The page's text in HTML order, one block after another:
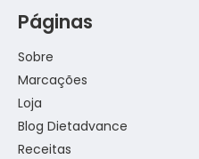
Páginas
Sobre
Marcações
Loja
Blog Dietadvance
Receitas